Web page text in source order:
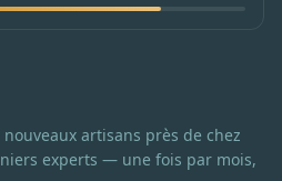
artisans près de chez
experts — une fois par mois,